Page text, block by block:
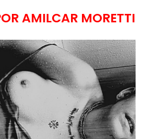
AMILCAR MORETTI